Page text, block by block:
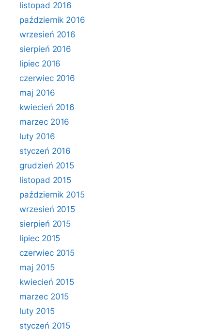
listopad 2016
październik 2016
wrzesień 2016
sierpień 2016
lipiec 2016
czerwiec 2016
maj 2016
kwiecień 2016
marzec 2016
luty 2016
styczeń 2016
grudzień 2015
listopad 2015
październik 2015
wrzesień 2015
sierpień 2015
lipiec 2015
czerwiec 2015
maj 2015
kwiecień 2015
marzec 2015
luty 2015
styczeń 2015